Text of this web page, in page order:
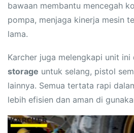
bawaan membantu mencegah
pompa, menjaga kinerja mesin
lama.
Karcher juga melengkapi unit ini
storage untuk selang, pistol
lainnya. Semua tertata rapi
lebih efisien dan aman di